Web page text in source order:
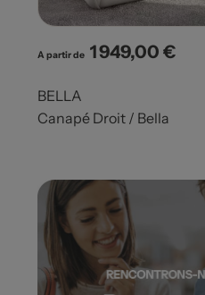
A partir de Prix
1 949,00 €
BELLA
Canapé Droit / Bella